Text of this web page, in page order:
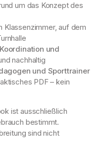
um das Konzept des
Klassenzimmer, auf dem
und
nachhaltig
und Sporttrainer
PDF – kein
ist ausschließlich
bestimmt.
sind nicht